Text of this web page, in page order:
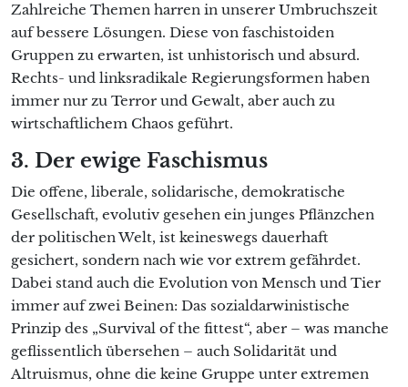
Zahlreiche Themen harren in unserer Umbruchszeit
auf bessere Lösungen. Diese von faschistoiden
Gruppen zu erwarten, ist unhistorisch und absurd.
Rechts- und linksradikale Regierungsformen haben
immer nur zu Terror und Gewalt, aber auch zu
wirtschaftlichem Chaos geführt.
3. Der ewige Faschismus
Die offene, liberale, solidarische, demokratische
Gesellschaft, evolutiv gesehen ein junges Pflänzchen
der politischen Welt, ist keineswegs dauerhaft
gesichert, sondern nach wie vor extrem gefährdet.
Dabei stand auch die Evolution von Mensch und Tier
immer auf zwei Beinen: Das sozialdarwinistische
Prinzip des „Survival of the fittest“, aber – was manche
geflissentlich übersehen – auch Solidarität und
Altruismus, ohne die keine Gruppe unter extremen